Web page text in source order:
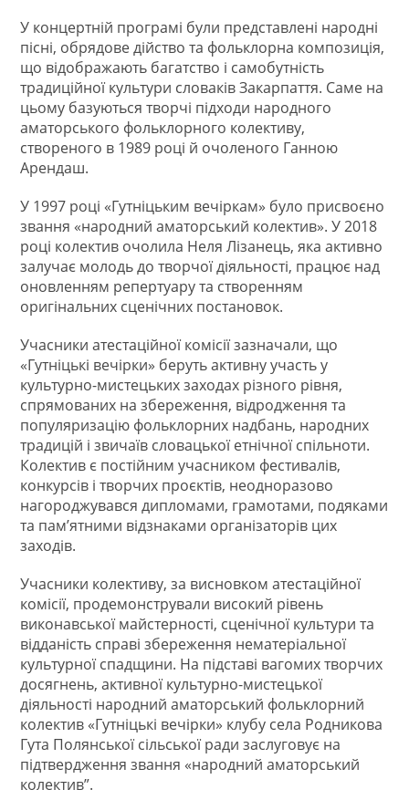
У концертній програмі були представлені народні
пісні, обрядове дійство та фольклорна композиція,
що відображають багатство і самобутність
традиційної культури словаків Закарпаття. Саме на
цьому базуються творчі підходи народного
аматорського фольклорного колективу,
створеного в 1989 році й очоленого Ганною
Арендаш.
У 1997 році «Гутніцьким вечіркам» було присвоєно
звання «народний аматорський колектив». У 2018
році колектив очолила Неля Лізанець, яка активно
залучає молодь до творчої діяльності, працює над
оновленням репертуару та створенням
оригінальних сценічних постановок.
Учасники атестаційної комісії зазначали, що
«Гутніцькі вечірки» беруть активну участь у
культурно-мистецьких заходах різного рівня,
спрямованих на збереження, відродження та
популяризацію фольклорних надбань, народних
традицій і звичаїв словацької етнічної спільноти.
Колектив є постійним учасником фестивалів,
конкурсів і творчих проєктів, неодноразово
нагороджувався дипломами, грамотами, подяками
та пам’ятними відзнаками організаторів цих
заходів.
Учасники колективу, за висновком атестаційної
комісії, продемонстрували високий рівень
виконавської майстерності, сценічної культури та
відданість справі збереження нематеріальної
культурної спадщини. На підставі вагомих творчих
досягнень, активної культурно-мистецької
діяльності народний аматорський фольклорний
колектив «Гутніцькі вечірки» клубу села Родникова
Гута Полянської сільської ради заслуговує на
підтвердження звання «народний аматорський
колектив”.